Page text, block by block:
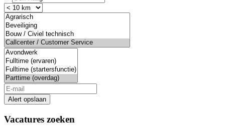
Alert opslaan
Vacatures zoeken